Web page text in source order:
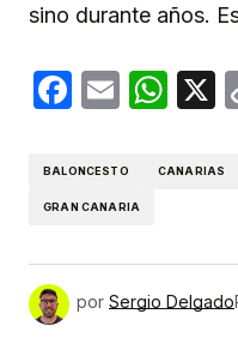
sino durante años.
Email
BALONCESTO CANARIAS
GRAN CANARIA
por Sergio Delgado